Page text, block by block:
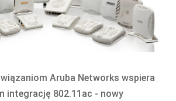
Aruba Networks wspiera
integrację 802.11ac - nowy